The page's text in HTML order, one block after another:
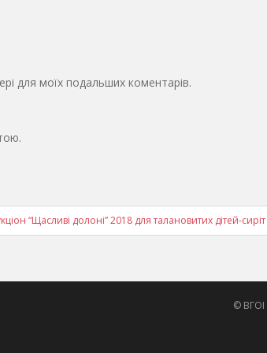
для моїх подальших коментарів.
“Щасливі долоні” 2018 для талановитих дітей-сиріт
© ВГОІ